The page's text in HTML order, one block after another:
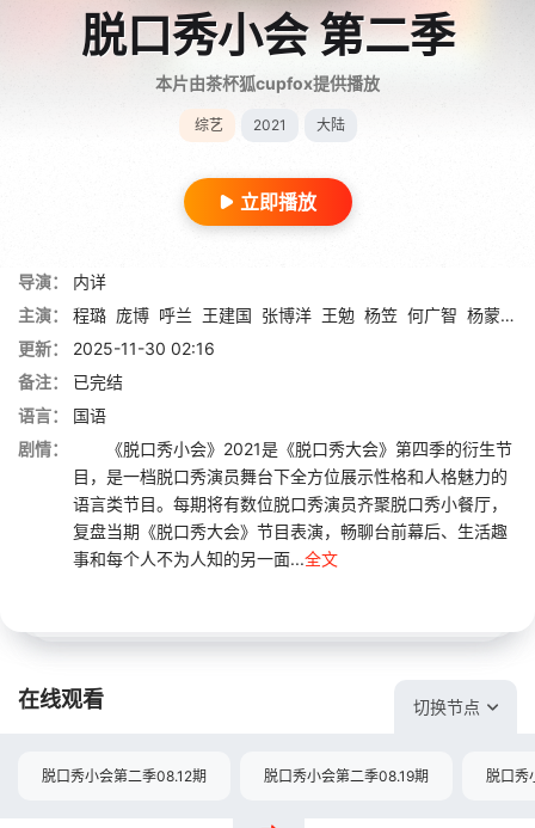
脱口秀小会 第二季
本片由茶杯狐cupfox提供播放
综艺 2021 大陆
立即播放
导演：
内详
主演：
程璐 庞博 呼兰 王建国 张博洋 王勉 杨笠 何广智 杨蒙恩
更新：
2025-11-30 02:16
备注：
已完结
语言：
国语
剧情：
《脱口秀小会》2021是《脱口秀大会》第四季的衍生节
目，是一档脱口秀演员舞台下全方位展示性格和人格魅力的
语言类节目。每期将有数位脱口秀演员齐聚脱口秀小餐厅，
复盘当期《脱口秀大会》节目表演，畅聊台前幕后、生活趣
事和每个人不为人知的另一面...全文
在线观看 切换节点
脱口秀小会第二季08.12期 脱口秀小会第二季08.19期 脱口秀